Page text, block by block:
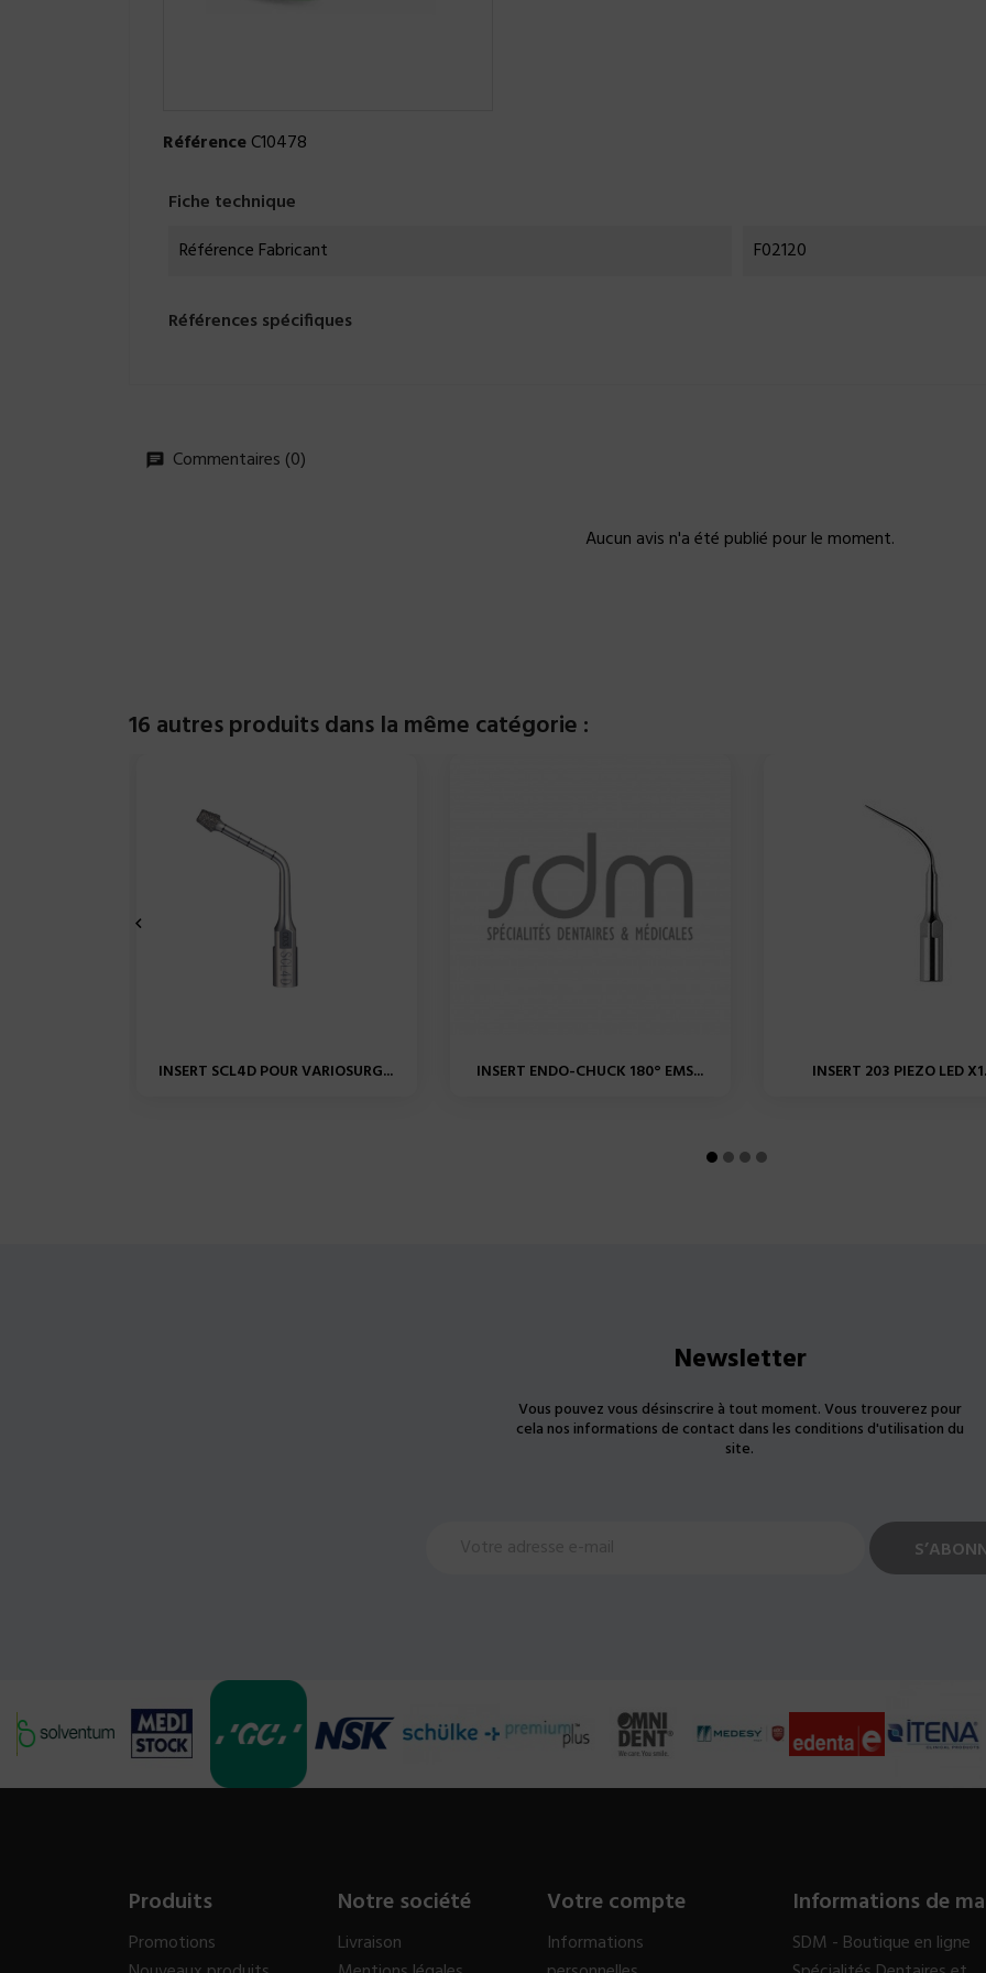
RéférenceC10478
Fiche technique
Référence Fabricant
F02120
Références spécifiques
Commentaires (0)
Aucun avis n'a été publié pour le moment.
16 autres produits dans la même catégorie :
INSERT SCL4D POUR VARIOSURG... INSERT ENDO-CHUCK 180° EMS... INSERT 203 PIEZO LED

Newsletter
Vous pouvez vous désinscrire à tout moment. Vous trouverez pour
cela nos informations de contact dans les conditions d'utilisation du
site.
Produits
Promotions
Notre société
Livraison
Votre compte
Informations
Informations de
SDM - Boutique en ligne